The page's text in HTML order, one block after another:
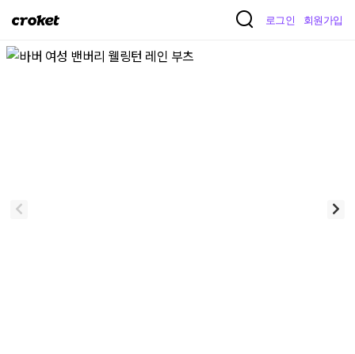
크
켓
로그인 회원가입